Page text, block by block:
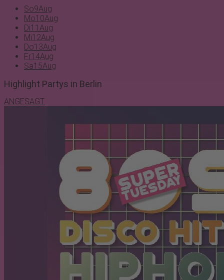
So9Aug
Mo10Aug
Di11 Aug
Mi12Aug
Do13Aug
Fr14Aug
Sa15Aug
Highlight Partys in Berlin
ANGESAGT